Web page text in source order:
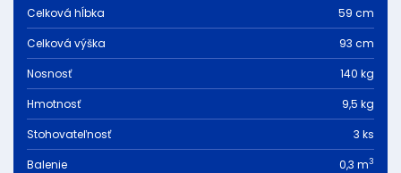
Celková hĺbka
59 cm
Celková výška
93 cm
Nosnosť
140 kg
Hmotnosť
9,5 kg
Stohovateľnosť
3 ks
Balenie
0,3 m3